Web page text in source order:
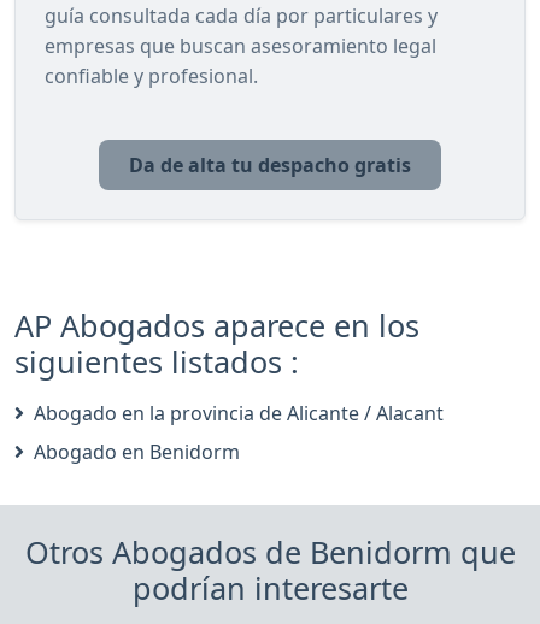
guía consultada cada día por particulares y
empresas que buscan asesoramiento legal
confiable y profesional.
Da de alta tu despacho gratis
AP Abogados aparece en los
siguientes listados :
Abogado en la provincia de Alicante / Alacant
Abogado en Benidorm
Otros Abogados de Benidorm que
podrían interesarte